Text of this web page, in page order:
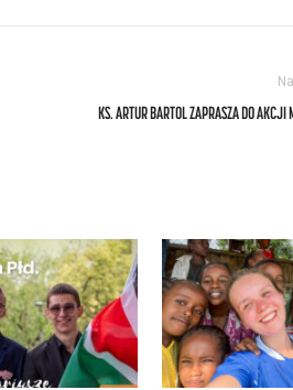
KS. ARTUR BARTOL ZAPRASZA DO AKCJI